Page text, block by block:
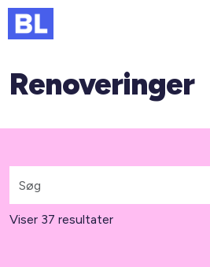
Genveje
Kurser og arrangementer
MitBL
Renoveringer
Viser 37 resultater